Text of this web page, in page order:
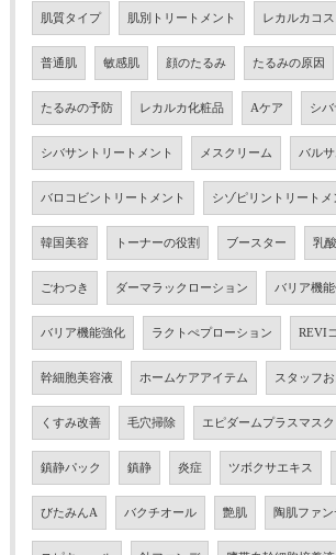
肌質タイプ 肌別トリートメント レカルカコス
普通肌 敏感肌 顔のたるみ たるみの原因
たるみの予防 レカルカ化粧品 Aケア シバ
シバサントリートメント メスクリーム バル
バロコビントリートメント シゾピリントリートメ
韓国美容 トーナーの役割 ブースター 乳酸
ごわつき ダーマラックローション バリア機
バリア機能強化 ラクトぺプローション REVI
幹細胞美容液 ホームケアアイテム スタッフ
くすみ改善 毛穴掃除 エピダームプラスマスク
鎮静パック 鎮静 炎症 ツボクサエキス
びたみんA バクチオール 艶肌 陶肌ファ